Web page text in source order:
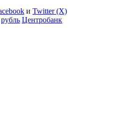
и Twitter (X)
рубль Центробанк